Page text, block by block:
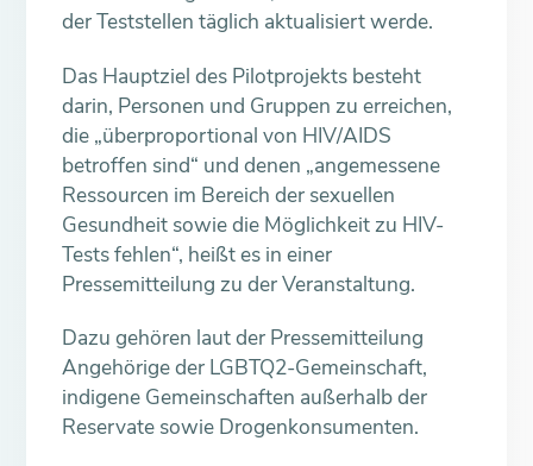
der Teststellen täglich aktualisiert werde.
Das Hauptziel des Pilotprojekts besteht
darin, Personen und Gruppen zu erreichen,
die „überproportional von HIV/AIDS
betroffen sind“ und denen „angemessene
Ressourcen im Bereich der sexuellen
Gesundheit sowie die Möglichkeit zu HIV-
Tests fehlen“, heißt es in einer
Pressemitteilung zu der Veranstaltung.
Dazu gehören laut der Pressemitteilung
Angehörige der LGBTQ2-Gemeinschaft,
indigene Gemeinschaften außerhalb der
Reservate sowie Drogenkonsumenten.